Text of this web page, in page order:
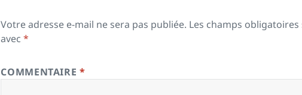
Votre adresse e-mail ne sera pas publiée. Les champs
avec*
COMMENTAIRE*